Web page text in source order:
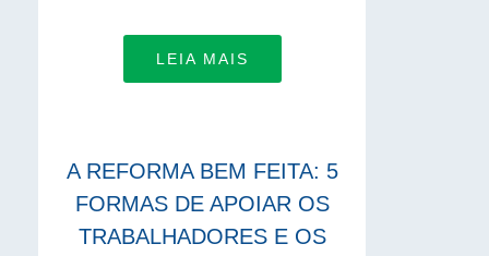
LEIA MAIS
A REFORMA BEM FEITA: 5
FORMAS DE APOIAR OS
TRABALHADORES E OS